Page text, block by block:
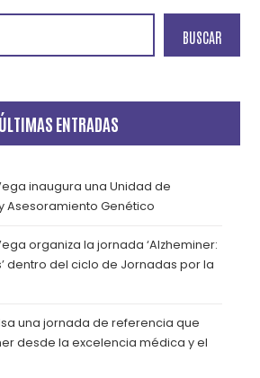
BUSCAR
ÚLTIMAS ENTRADAS
inaugura una Unidad de
Asesoramiento Genético
organiza la jornada ‘Alzheminer:
dentro del ciclo de Jornadas por la
una jornada de referencia que
desde la excelencia médica y el